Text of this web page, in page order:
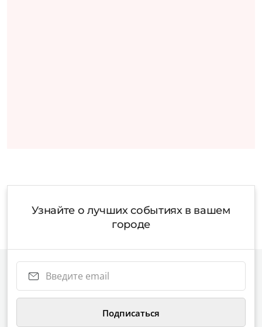
Узнайте о лучших событиях в вашем
городе